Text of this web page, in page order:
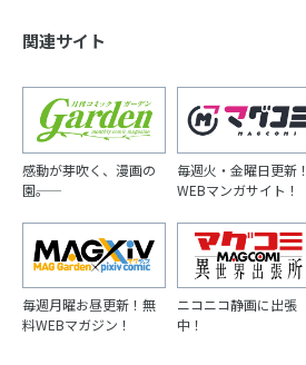
関連サイト
感動が芽吹く、漫画の
園――。
毎週火・金曜日更新！
WEBマンガサイト！
毎週月曜お昼更新！無
料WEBマガジン！
ニコニコ静画に出張
中！